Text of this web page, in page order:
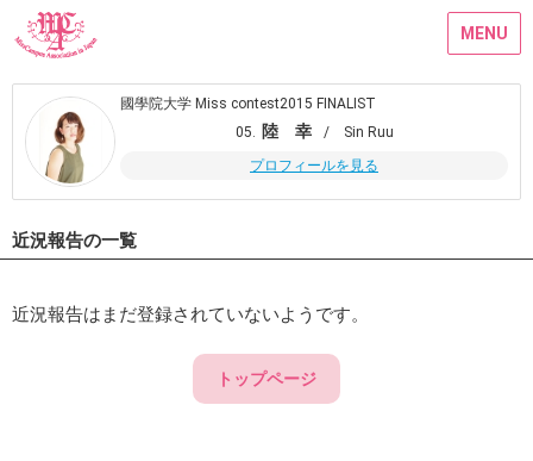
MENU
國學院大学 Miss contest2015 FINALIST
05. 陸 幸
/ Sin Ruu
プロフィールを見る
近況報告の一覧
近況報告はまだ登録されていないようです。
トップページ